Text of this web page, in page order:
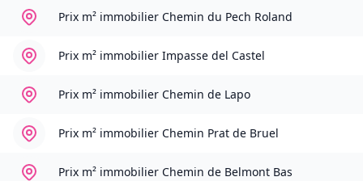
Prix m² immobilier Chemin du Pech Roland
Prix m² immobilier Impasse del Castel
Prix m² immobilier Chemin de Lapo
Prix m² immobilier Chemin Prat de Bruel
Prix m² immobilier Chemin de Belmont Bas